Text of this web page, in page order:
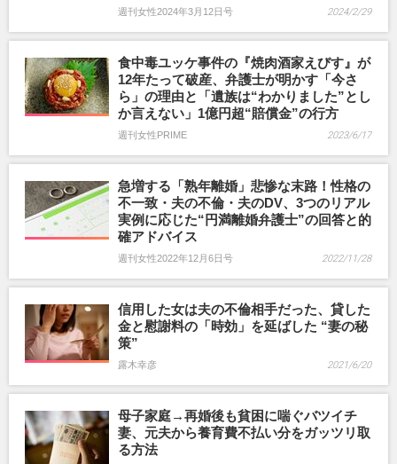
週刊女性2024年3月12日号 2024/2/29
食中毒ユッケ事件の『焼肉酒家えびす』が
12年たって破産、弁護士が明かす「今さ
ら」の理由と「遺族は“わかりました”とし
か言えない」1億円超“賠償金”の行方
週刊女性PRIME 2023/6/17
急増する「熟年離婚」悲惨な末路！性格の
不一致・夫の不倫・夫のDV、3つのリアル
実例に応じた“円満離婚弁護士”の回答と的
確アドバイス
週刊女性2022年12月6日号 2022/11/28
信用した女は夫の不倫相手だった、貸した
金と慰謝料の「時効」を延ばした “妻の秘
策”
露木幸彦 2021/6/20
母子家庭→再婚後も貧困に喘ぐバツイチ
妻、元夫から養育費不払い分をガッツリ取
る方法